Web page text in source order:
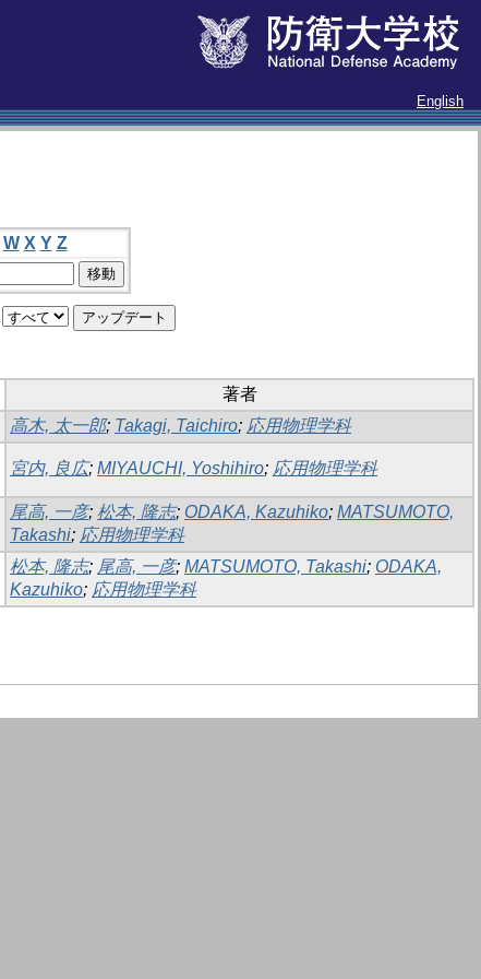
English
W X Y Z
著者
高木, 太一郎; Takagi, Taichiro; 応用物理学科
宮内, 良広; MIYAUCHI, Yoshihiro; 応用物理学科
尾高, 一彦; 松本, 隆志; ODAKA, Kazuhiko; MATSUMOTO,
Takashi; 応用物理学科
松本, 隆志; 尾高, 一彦; MATSUMOTO, Takashi; ODAKA,
Kazuhiko; 応用物理学科